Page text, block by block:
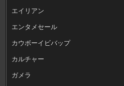
エイリアン
エンタメセール
カウボーイビバップ
カルチャー
ガメラ